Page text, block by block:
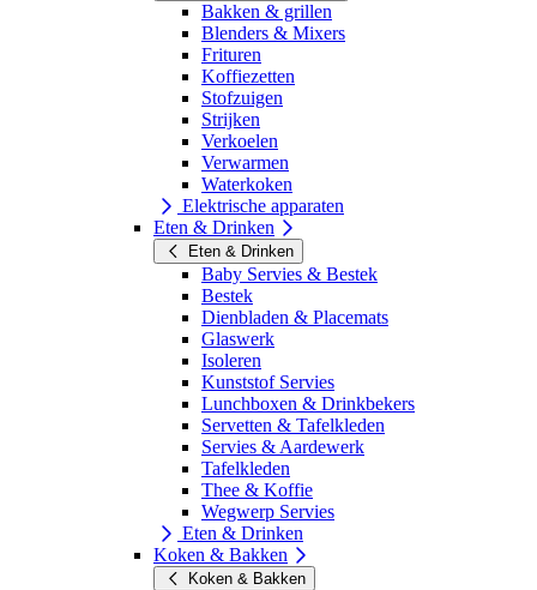
Bakken & grillen
Blenders & Mixers
Frituren
Koffiezetten
Stofzuigen
Strijken
Verkoelen
Verwarmen
Waterkoken
Elektrische apparaten
Eten & Drinken
Eten & Drinken
Baby Servies & Bestek
Bestek
Dienbladen & Placemats
Glaswerk
Isoleren
Kunststof Servies
Lunchboxen & Drinkbekers
Servetten & Tafelkleden
Servies & Aardewerk
Tafelkleden
Thee & Koffie
Wegwerp Servies
Eten & Drinken
Koken & Bakken
Koken & Bakken